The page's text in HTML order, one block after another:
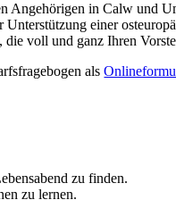
in Calw und
einer
die voll und ganz Ihren
als
zu finden.
zu lernen.